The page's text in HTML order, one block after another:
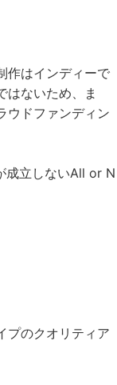
作はインディーで
はないため、ま
ウドファンディン
成立しないAll or N
プのクオリティア